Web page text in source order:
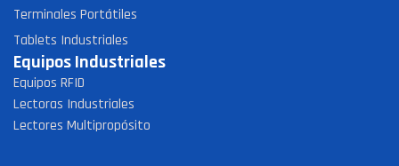
Terminales Portátiles
Tablets Industriales
Equipos Industriales
Equipos RFID
Lectoras Industriales
Lectores Multipropósito